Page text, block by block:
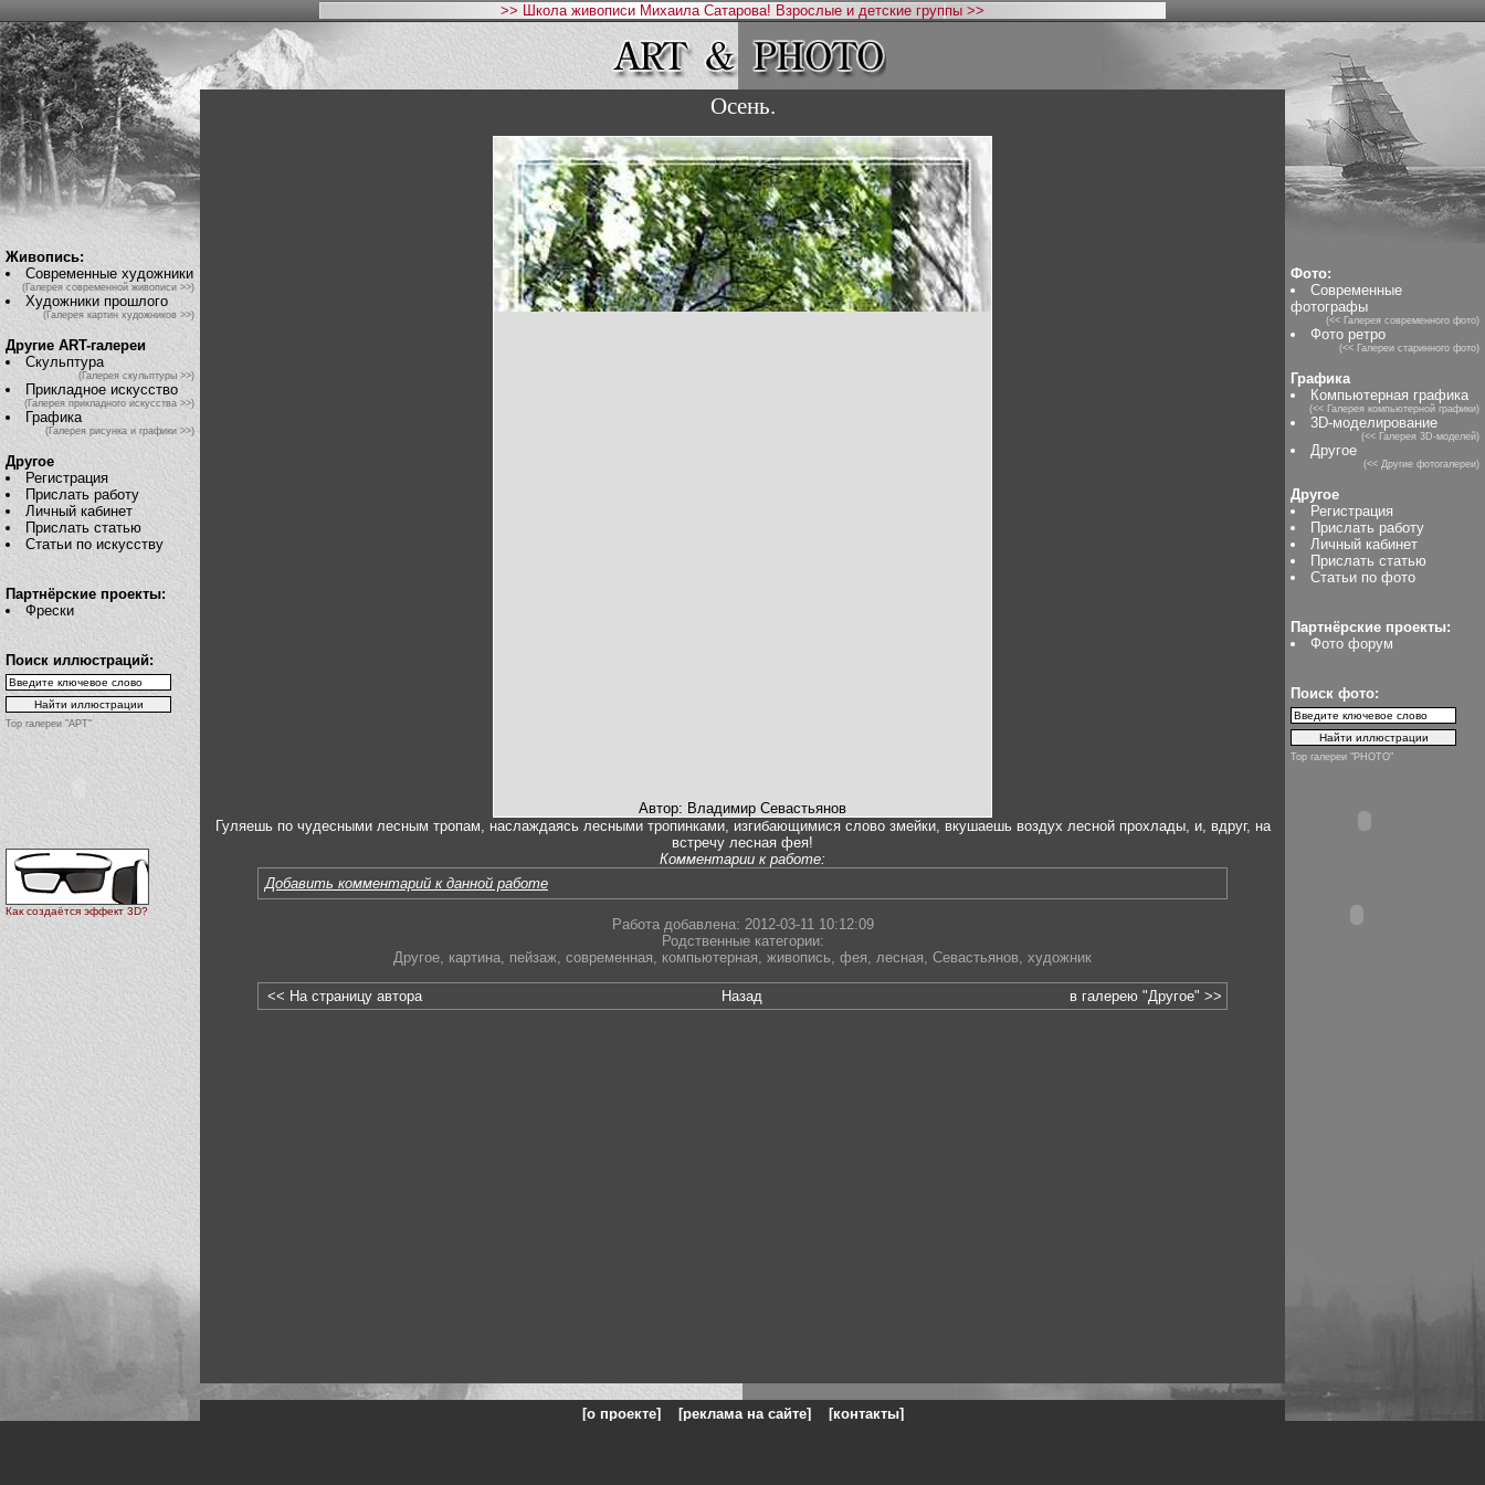
>> Школа живописи Михаила Сатарова! Взрослые и детские группы >>
Живопись:
Современные художники
(Галерея современной живописи >>)
Художники прошлого
(Галерея картин художников >>)
Другие ART-галереи
Скульптура
(Галерея скульптуры >>)
Прикладное искусство
(Галерея прикладного искусства >>)
Графика
(Галерея рисунка и графики >>)
Другое
Регистрация
Прислать работу
Личный кабинет
Прислать статью
Статьи по искусству
Партнёрские проекты:
Фрески
Поиск иллюстраций:
Top галереи "АРТ"
Как создаётся эффект 3D?
Осень.
Автор: Владимир Севастьянов
Гуляешь по чудесными лесным тропам, наслаждаясь лесными тропинками, изгибающимися слово змейки, вкушаешь воздух лесной прохлады, и, вдруг, на
встречу лесная фея!
Комментарии к работе:
Добавить комментарий к данной работе
Работа добавлена: 2012-03-11 10:12:09
Родственные категории:
Другое, картина, пейзаж, современная, компьютерная, живопись, фея, лесная, Севастьянов, художник
<< На страницу автора Назад в галерею "Другое" >>
Фото:
Современные
фотографы
(<< Галерея современного фото)
Фото ретро
(<< Галереи старинного фото)
Графика
Компьютерная графика
(<< Галерея компьютерной графики)
3D-моделирование
(<< Галерея 3D-моделей)
Другое
(<< Другие фотогалереи)
Другое
Регистрация
Прислать работу
Личный кабинет
Прислать статью
Статьи по фото
Партнёрские проекты:
Фото форум
Поиск фото:
Top галереи "PHOTO"
[о проекте] [реклама на сайте] [контакты]